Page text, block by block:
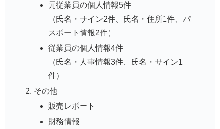
元従業員の個人情報5件
（氏名・サイン2件、氏名・住所1件、パ
スポート情報2件）
従業員の個人情報4件
（氏名・人事情報3件、氏名・サイン1
件）
その他
販売レポート
財務情報